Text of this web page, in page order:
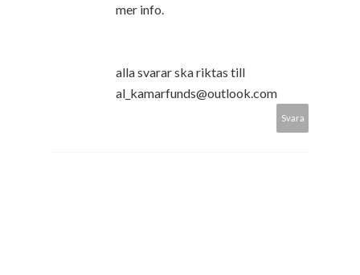
mer info.
alla svarar ska riktas till
al_kamarfunds@outlook.com
Svara